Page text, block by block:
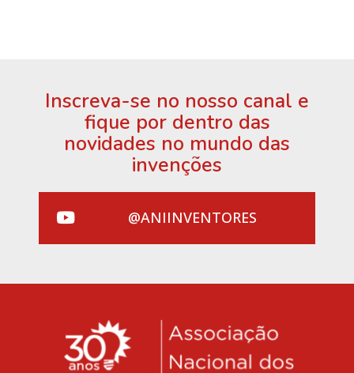
Inscreva-se no nosso canal e
fique por dentro das
novidades no mundo das
invenções
@ANIINVENTORES